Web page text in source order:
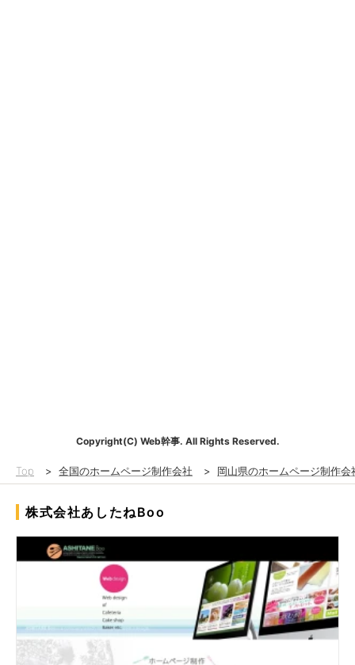
Copyright(C) Web幹事. All Rights Reserved.
Top > 全国のホームページ制作会社 > 岡山県のホームページ制作会
株式会社あしたねBoo